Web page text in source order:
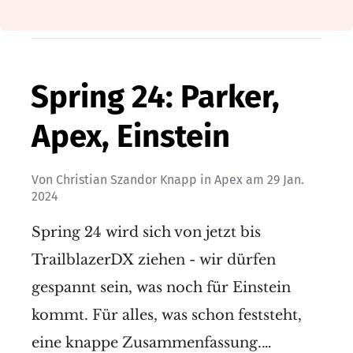
Spring 24: Parker,
Apex, Einstein
Von Christian Szandor Knapp in Apex am 29 Jan.
2024
Spring 24 wird sich von jetzt bis
TrailblazerDX ziehen - wir dürfen
gespannt sein, was noch für Einstein
kommt. Für alles, was schon feststeht,
eine knappe Zusammenfassung.…